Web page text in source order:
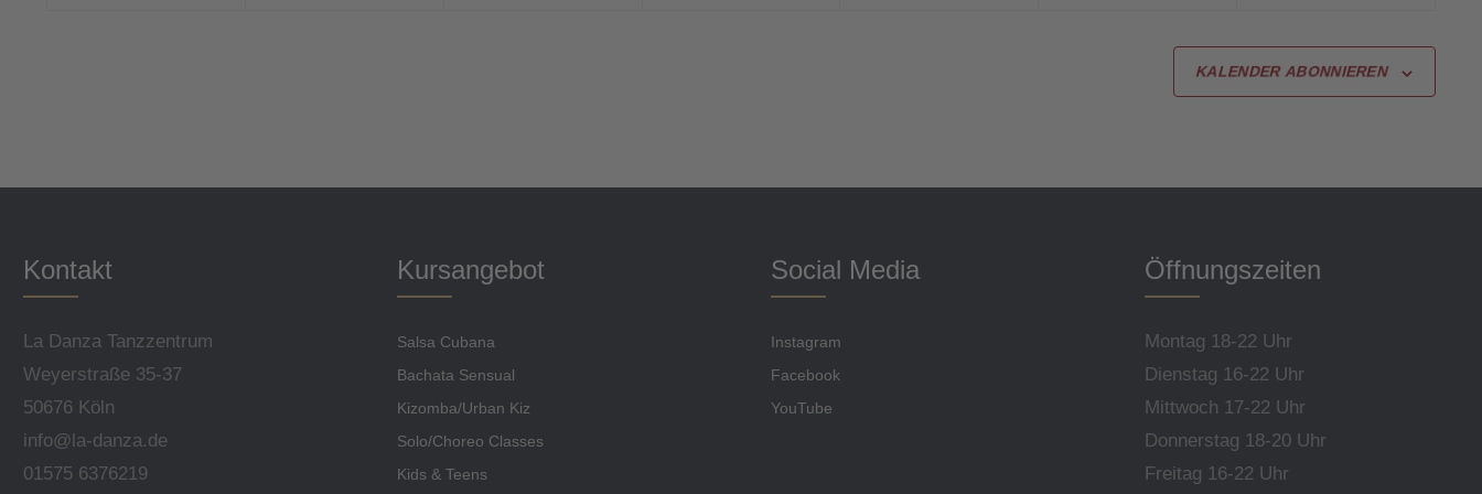
KALENDER ABONNIEREN
Kontakt
La Danza Tanzzentrum
Weyerstraße 35-37
50676 Köln
info@la-danza.de
01575 6376219
Kursangebot
Salsa Cubana
Bachata Sensual
Kizomba/Urban Kiz
Solo/Choreo Classes
Kids & Teens
Social Media
Instagram
Facebook
YouTube
Öffnungszeiten
Montag 18-22 Uhr
Dienstag 16-22 Uhr
Mittwoch 17-22 Uhr
Donnerstag 18-20 Uhr
Freitag 16-22 Uhr